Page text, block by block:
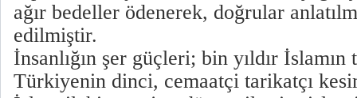
ağır bedeller ödenerek, doğrular
edilmiştir.
İnsanlığın şer güçleri; bin yıldır
Türkiyenin dinci, cemaatçi tarikatçı